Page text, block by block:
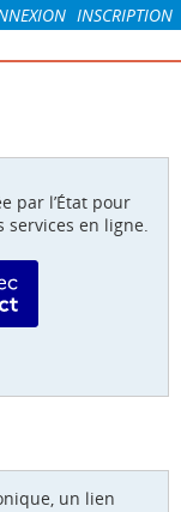
INSCRIPTION
par l’État pour
services en ligne.
avec FranceConnect
un lien